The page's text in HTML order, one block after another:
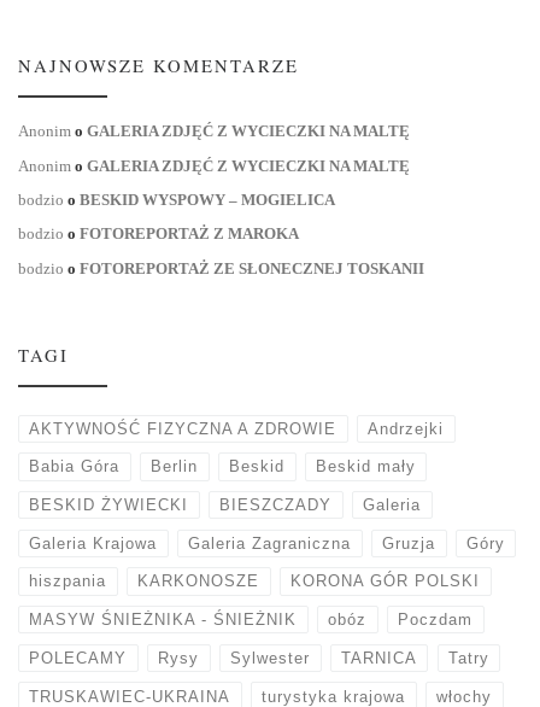
NAJNOWSZE KOMENTARZE
Anonim o GALERIA ZDJĘĆ Z WYCIECZKI NA MALTĘ
Anonim o GALERIA ZDJĘĆ Z WYCIECZKI NA MALTĘ
bodzio o BESKID WYSPOWY – MOGIELICA
bodzio o FOTOREPORTAŻ Z MAROKA
bodzio o FOTOREPORTAŻ ZE SŁONECZNEJ TOSKANII
TAGI
AKTYWNOŚĆ FIZYCZNA A ZDROWIE Andrzejki
Babia Góra Berlin Beskid Beskid mały
BESKID ŻYWIECKI BIESZCZADY Galeria
Galeria Krajowa Galeria Zagraniczna Gruzja Góry
hiszpania KARKONOSZE KORONA GÓR POLSKI
MASYW ŚNIEŻNIKA - ŚNIEŻNIK obóz Poczdam
POLECAMY Rysy Sylwester TARNICA Tatry
TRUSKAWIEC-UKRAINA turystyka krajowa włochy